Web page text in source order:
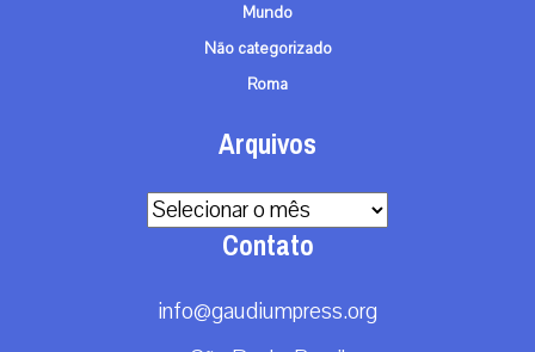
Mundo
Não categorizado
Roma
Arquivos
Arquivos
Contato
info@gaudiumpress.org